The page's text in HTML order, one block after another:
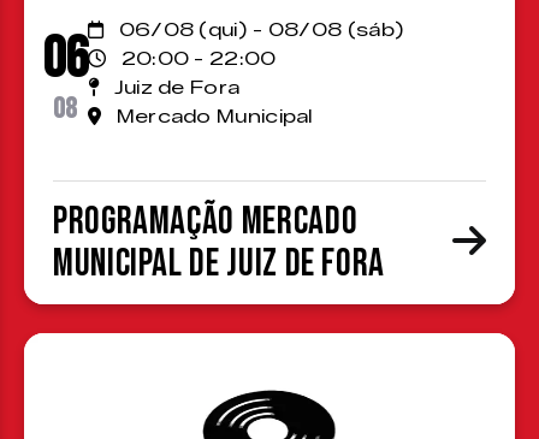
06
08
06/08 (qui) - 08/08 (sáb)
20:00 - 22:00
Juiz de Fora
Mercado Municipal
Programação Mercado
Municipal de Juiz de Fora